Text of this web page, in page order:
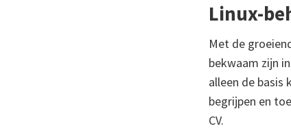
Linux-
Met de
bekwaam zijn
alleen de basis
begrijpen en
CV.